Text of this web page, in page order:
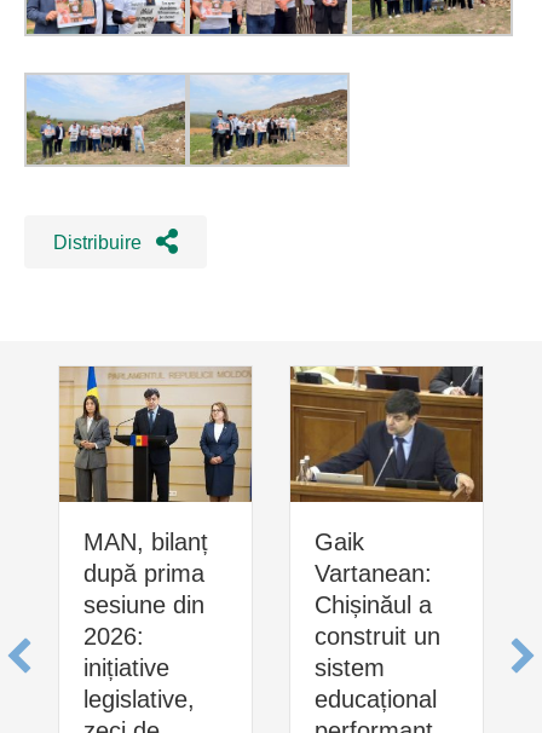
Distribuire
MAN, bilanț
după prima
sesiune din
2026:
inițiative
legislative,
Gaik
Vartanean:
Chișinăul a
construit un
sistem
educațional